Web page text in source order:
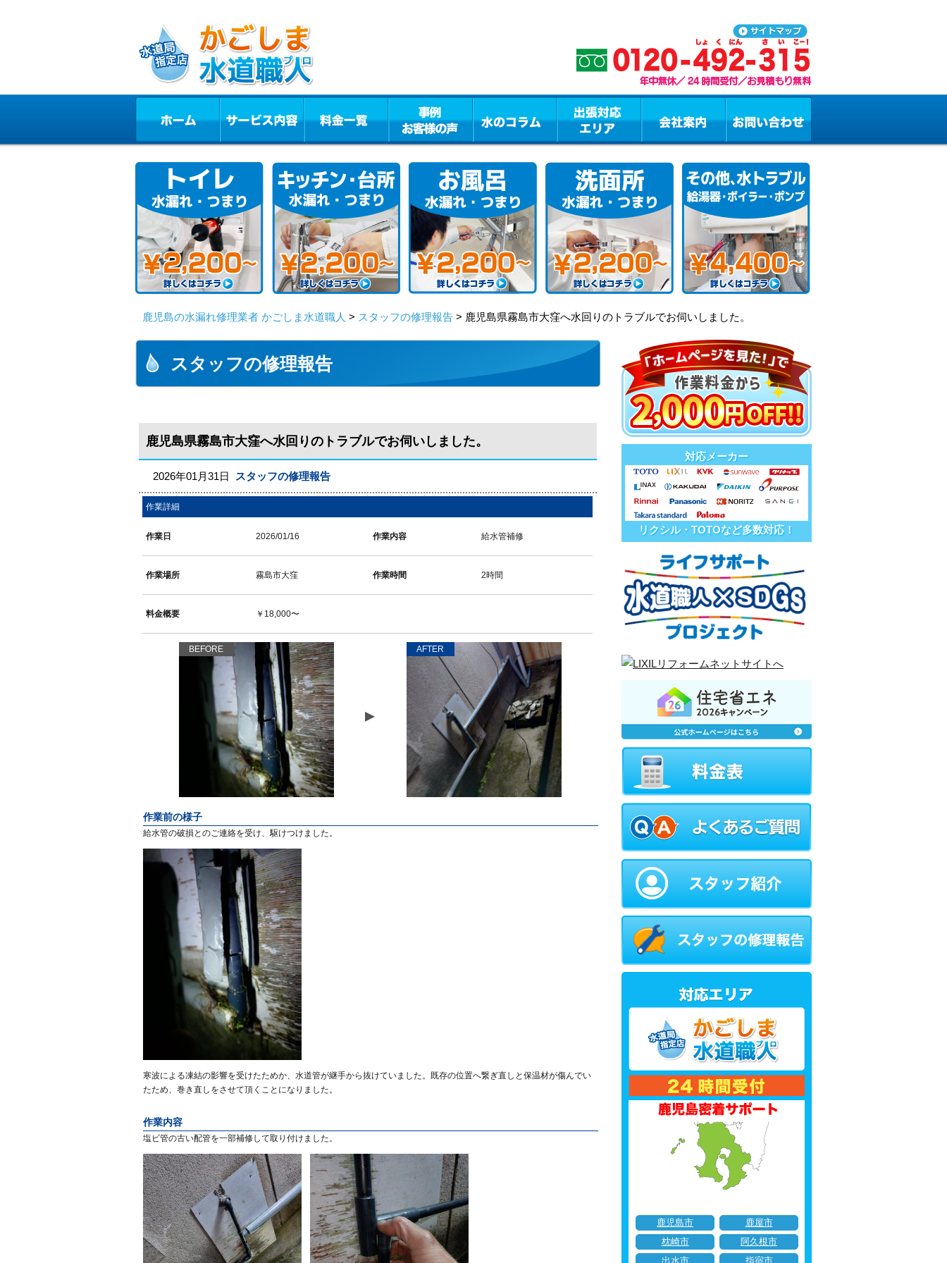
鹿児島の水漏れ修理業者 かごしま水道職人 > スタッフの修理報告 > 鹿児島県霧島市大窪へ水回りのトラブルでお伺いしました。
スタッフの修理報告
鹿児島県霧島市大窪へ水回りのトラブルでお伺いしました。
2026年01月31日 スタッフの修理報告
作業詳細
作業日 2026/01/16 作業内容 給水管補修
作業場所 霧島市大窪 作業時間 2時間
料金概要 ￥18,000〜
BEFORE AFTER
作業前の様子
給水管の破損とのご連絡を受け、駆けつけました。
寒波による凍結の影響を受けたためか、水道管が継手から抜けていました。既存の位置へ繋ぎ直しと保温材が傷んでい
たため、巻き直しをさせて頂くことになりました。
作業内容
塩ビ管の古い配管を一部補修して取り付けました。
対応メーカー
リクシル・TOTOなど多数対応！
鹿児島市
鹿屋市
枕崎市
阿久根市
出水市
指宿市